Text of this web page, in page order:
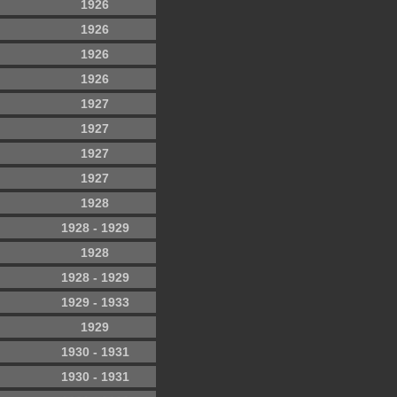
1926
1926
1926
1926
1927
1927
1927
1927
1928
1928 - 1929
1928
1928 - 1929
1929 - 1933
1929
1930 - 1931
1930 - 1931